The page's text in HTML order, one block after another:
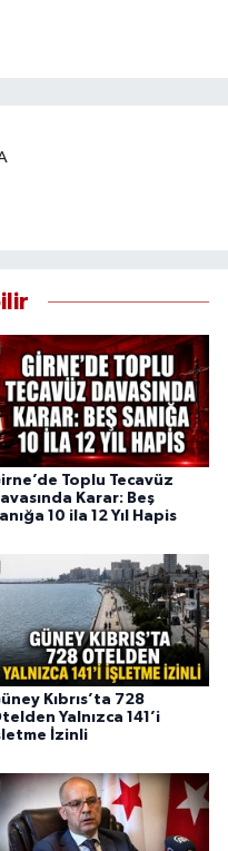
Toplu Tecavüz
Karar: Beş
10 ila 12 Yıl Hapis
Kıbrıs’ta 728
Yalnızca 141’i
İzinli